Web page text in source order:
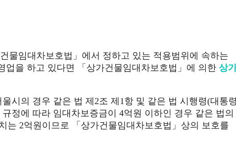
물임대차보호법」에서 정하고 있는 적용범위에 속하는
을 하고 있다면 「상가건물임대차보호법」에 의한 상
시의 경우 같은 법 제2조 제1항 및 같은 법 시행령(대통
정에 따라 임대차보증금이 4억원 이하인 경우 같은 법의
는 2억원이므로 「상가건물임대차보호법」상의 보호를